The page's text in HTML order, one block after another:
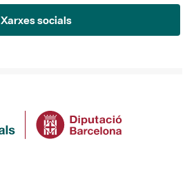
Xarxes socials